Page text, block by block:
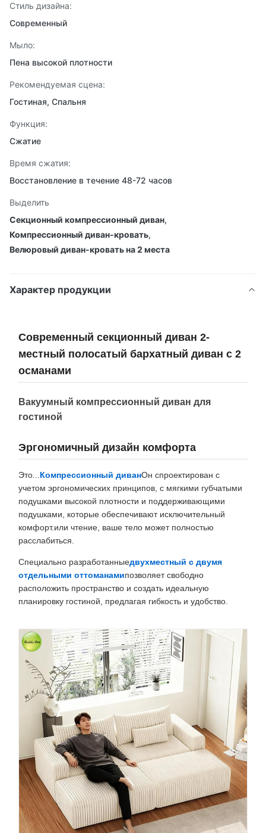
Стиль дизайна:
Современный
Мыло:
Пена высокой плотности
Рекомендуемая сцена:
Гостиная, Спальня
Функция:
Сжатие
Время сжатия:
Восстановление в течение 48-72 часов
Выделить
Секционный компрессионный диван,
Компрессионный диван-кровать,
Велюровый диван-кровать на 2 места
Характер продукции
Современный секционный диван 2-
местный полосатый бархатный диван с 2
османами
Вакуумный компрессионный диван для
гостиной
Эргономичный дизайн комфорта
Это... Компрессионный диванОн спроектирован с
учетом эргономических принципов, с мягкими губчатыми
подушками высокой плотности и поддерживающими
подушками, которые обеспечивают исключительный
комфорт.или чтение, ваше тело может полностью
расслабиться.
Специально разработанныедвухместный с двумя
отдельными оттоманамипозволяет свободно
расположить пространство и создать идеальную
планировку гостиной, предлагая гибкость и удобство.